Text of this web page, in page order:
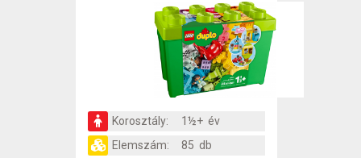
Korosztály:
1½+ év
Elemszám:
85 db